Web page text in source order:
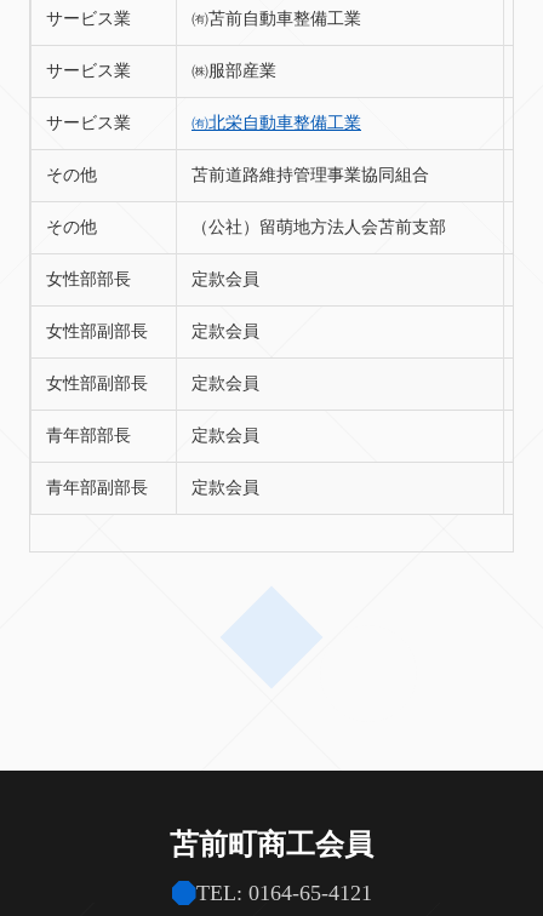
サービス業 ㈲苫前自動車整備工業
サービス業 ㈱服部産業
サービス業 ㈲北栄自動車整備工業
その他 苫前道路維持管理事業協同組合
その他 （公社）留萌地方法人会苫前支部
女性部部長 定款会員
女性部副部長 定款会員
女性部副部長 定款会員
青年部部長 定款会員
青年部副部長 定款会員
苫前町商工会員
TEL: 0164-65-4121